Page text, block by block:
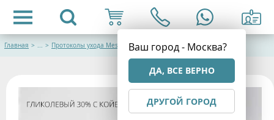
Ваш город - Москва?
ДА, ВСЕ ВЕРНО
ДРУГОЙ ГОРОД
Главная > ... > Протоколы ухода Mesoderm